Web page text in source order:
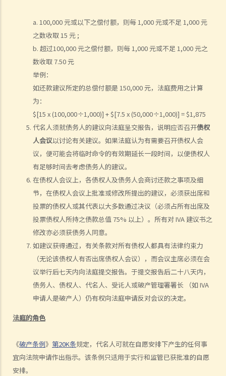
a. 100,000 元或以下之偿付额，则每 1,000 元或不足 1,000 元
之数收取 15 元 ;
b. 超过100,000 元之偿付额，则每 1,000 元或不足 1,000 元之
数收取 7.50 元
举例：
如还款建议所定的总偿付额是 150,000 元，法庭费用之计算
为：
$[15 x (100,000÷1,000)] + $[7.5 x (50,000÷1,000)] = $1,875
代名人须就债务人的建议向法庭呈交报告，说明应否召开债权
人会议以讨论有关建议。如果法庭认为有需要召开债权人会
议，便可能会将临时命令的有效期延长一段时间，以便债权人
有足够时间去考虑债务人的建议。
在债权人会议上，各债权人及债务人会商讨还款之事项及细
节，在债权人会议上批准或修改所提出的建议，必须获出席和
投票的债权人或其代表以大多数通过决议（必须占所有出席及
投票债权人所持之债款总值 75% 以上）。所有对 IVA 建议书之
修改亦必须获债务人同意。
如建议获得通过，有关条款对所有债权人都具有法律约束力
（无论该债权人有否出席债权人会议），而会议主席必须在会
议举行后七天内向法庭提交报告。于提交报告后二十八天内，
债务人、债权人、代名人、受讬人或破产管理署署长 （如 IVA
申请人是破产人）仍有权向法庭申请反对会议的决定。
法庭的角色
《破产条例》 第20K条规定，代名人可就在自愿安排下产生的任何事
宜向法院申请作出指示。该条例只适用于实行和监管已获批准的自愿
安排。
6. 债权人会议中之议决能否被推翻？
7. 于IVA之执行期间，M小姐可否避免面对破产诉讼？
公司清盘
A. 哪类公司可被清盘？
1. 就上述问题，倘若「ABC 贸易公司」拒绝偿还所欠债务，我可否针对
此公司而提交清盘呈请书 ？
B. 提交清盘呈请书时要注意之事项
1. 提交清盘呈请书之程序简述
2. 清盘呈请书应包含哪些内容？
3. 我已就债项问题获得法庭之判决，惟该公司仍然拒绝还债。我应否提
出清盘呈请？
4. 除债权人外，还有何人可提出清盘呈请？
5. 我是某公司之董事及小股东 ，而 公司大股东一向将本人摒除于公司
管理层之外。我能否提出清盘呈请？
6. 我知道有另一位债权人已经提交将该公司清盘的呈请书，我是否仍需
提交另一份呈请书？如果不需要，我还有甚么选择？
7. 本公司收到还债要求书并限定须于21日内支付款额，但我们坚决否认
拖欠对方任何款额。有何方法可以保护公司利益？
8. 本公司已致函债权人要求撤回对本公司的还债要求书 ，惟我们未收到
对方任何回覆。21日期限已过，而我们担心对方会随时提出清盘呈请，
我们有何选择？
D. 提交清盘呈请书后之影响
1. 能否恢复被冻结的公司银行账户？